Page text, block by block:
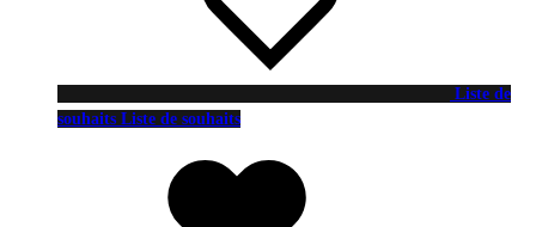
Liste de
souhaits Liste de souhaits